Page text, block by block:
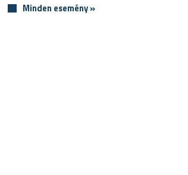
Minden esemény »